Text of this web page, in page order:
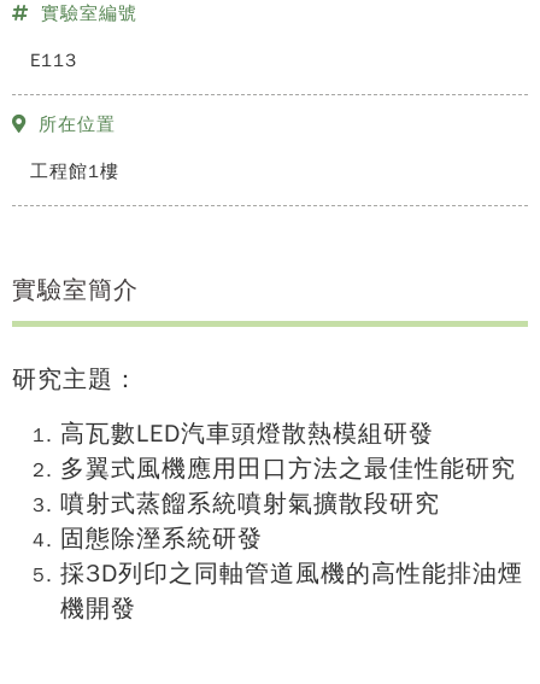
實驗室編號
E113
所在位置
工程館1樓
實驗室簡介
研究主題：
高瓦數LED汽車頭燈散熱模組研發
多翼式風機應用田口方法之最佳性能研究
噴射式蒸餾系統噴射氣擴散段研究
固態除溼系統研發
採3D列印之同軸管道風機的高性能排油煙
機開發